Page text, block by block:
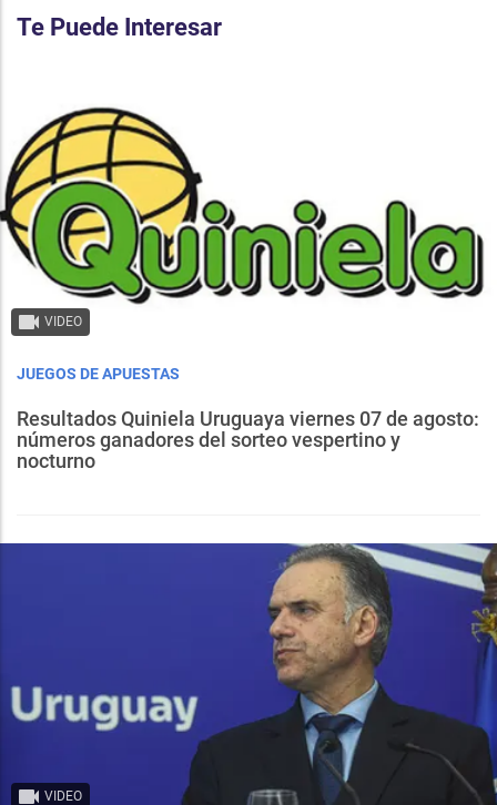
Te Puede Interesar
VIDEO
JUEGOS DE APUESTAS
Resultados Quiniela Uruguaya viernes 07 de agosto:
números ganadores del sorteo vespertino y
nocturno
VIDEO